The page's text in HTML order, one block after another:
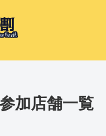
加店舗一覧